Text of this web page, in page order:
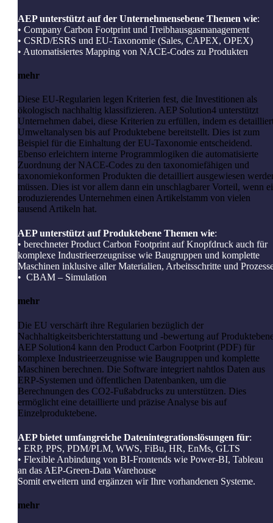
AEP unterstützt auf der Unternehmensebene Themen wie:
• Company Carbon Footprint und Treibhausgasmanagement
• CSRD/ESRS und EU-Taxonomie (Sales, CAPEX, OPEX)
• Automatisiertes Mapping von NACE-Codes zu Produkten
mehr
Diese EU-Regularien legen Kriterien fest, die Investitionen als
ökologisch nachhaltig klassifizieren. AEP Solution4 unterstützt
Unternehmen dabei, diese Kriterien zu erfüllen, indem es
Umweltanalysen bis auf Produktebene bereitstellt. Dies ist zum
Beispiel für die Einhaltung der EU-Taxonomie entscheidend.
Ebenso erleichtern interne Programmlogiken die automatisierte
Zuordnung der NACE-Codes zu den taxonomiefähigen und
taxonomiekonformen Produkten die detailliert ausgewiesen
müssen. Dies ist vor allem dann ein unschlagbarer Vorteil, wenn
produzierendes Unternehmen einen Artikelstamm von vielen
tausend Artikeln hat.
AEP unterstützt auf Produktebene Themen wie:
• berechneter Product Carbon Footprint auf Knopfdruck auch für
komplexe Industrieerzeugnisse wie Baugruppen und komplette
Maschinen inklusive aller Materialien, Arbeitsschritte und
• CBAM – Simulation
mehr
Die EU verschärft ihre Regularien bezüglich der
Nachhaltigkeitsberichterstattung und -bewertung auf
AEP Solution4 kann den Product Carbon Footprint (PDF) für
komplexe Industrieerzeugnisse wie Baugruppen und komplette
Maschinen berechnen. Die Software integriert nahtlos Daten aus
ERP-Systemen und öffentlichen Datenbanken, um die
Berechnungen des CO2-Fußabdrucks zu unterstützen. Dies
ermöglicht eine detaillierte und präzise Analyse bis auf
Einzelproduktebene.
AEP bietet umfangreiche Datenintegrationslösungen für:
• ERP, PPS, PDM/PLM, WWS, FiBu, HR, EnMs, GLTS
• Flexible Anbindung von BI-Frontends wie Power-BI, Tableau
an das AEP-Green-Data Warehouse
Somit erweitern und ergänzen wir Ihre vorhandenen Systeme.
mehr